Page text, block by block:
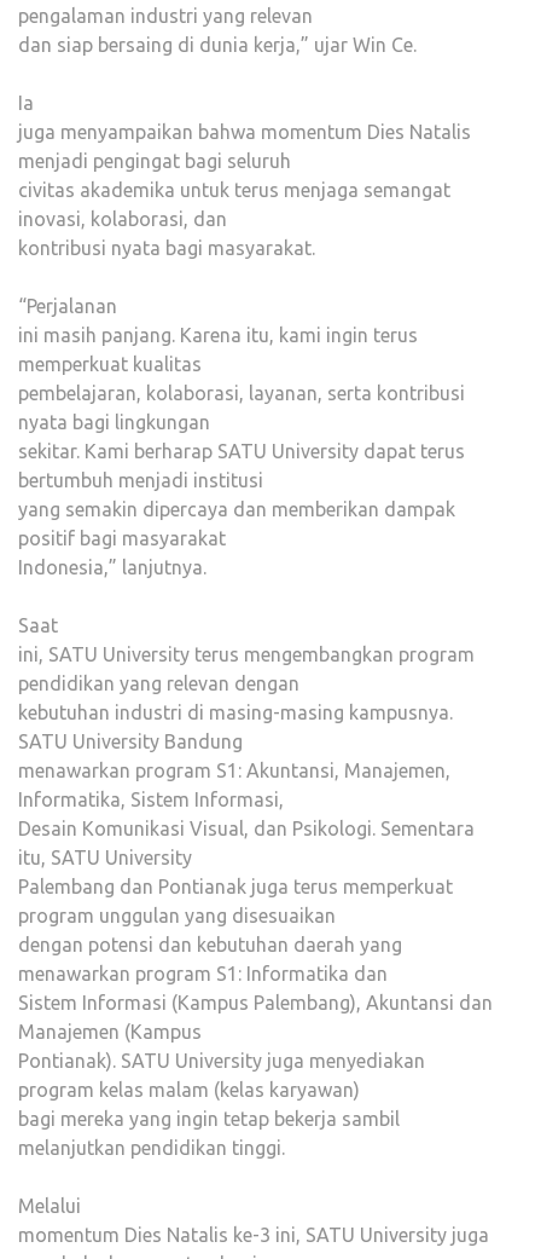
pengalaman industri yang relevan
dan siap bersaing di dunia kerja,” ujar Win Ce.
Ia
juga menyampaikan bahwa momentum Dies Natalis
menjadi pengingat bagi seluruh
civitas akademika untuk terus menjaga semangat
inovasi, kolaborasi, dan
kontribusi nyata bagi masyarakat.
“Perjalanan
ini masih panjang. Karena itu, kami ingin terus
memperkuat kualitas
pembelajaran, kolaborasi, layanan, serta kontribusi
nyata bagi lingkungan
sekitar. Kami berharap SATU University dapat terus
bertumbuh menjadi institusi
yang semakin dipercaya dan memberikan dampak
positif bagi masyarakat
Indonesia,” lanjutnya.
Saat
ini, SATU University terus mengembangkan program
pendidikan yang relevan dengan
kebutuhan industri di masing-masing kampusnya.
SATU University Bandung
menawarkan program S1: Akuntansi, Manajemen,
Informatika, Sistem Informasi,
Desain Komunikasi Visual, dan Psikologi. Sementara
itu, SATU University
Palembang dan Pontianak juga terus memperkuat
program unggulan yang disesuaikan
dengan potensi dan kebutuhan daerah yang
menawarkan program S1: Informatika dan
Sistem Informasi (Kampus Palembang), Akuntansi dan
Manajemen (Kampus
Pontianak). SATU University juga menyediakan
program kelas malam (kelas karyawan)
bagi mereka yang ingin tetap bekerja sambil
melanjutkan pendidikan tinggi.
Melalui
momentum Dies Natalis ke-3 ini, SATU University juga